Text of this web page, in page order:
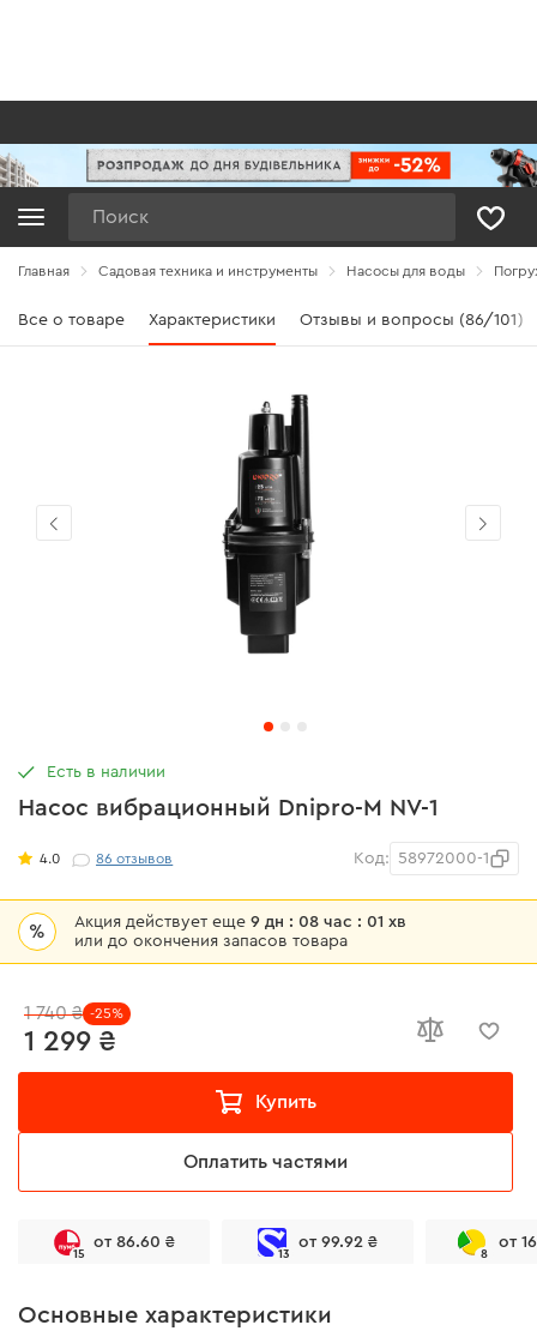
Главная Садовая техника и инструменты Насосы для воды
Все о товаре Характеристики Отзывы и вопросы (86/101)
Насос вибрационный Dnipro-M NV-1
4.0 86отзывов Код: 58972000-1
% Акция действует еще9 дн : 08 час : 01 хв
или до окончения запасов товара
1 299 ₴
1 740 ₴ -25%
Купить
Оплатить частями
15
от 86.60 ₴
13
от 99.92 ₴
8
от
Есть в наличии
Основные характеристики